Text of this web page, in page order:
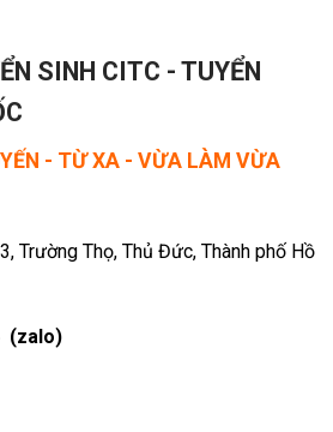
SINH CITC - TUYỂN
- TỪ XA - VỪA LÀM VỪA
Trường Thọ, Thủ Đức, Thành phố Hồ
(zalo)